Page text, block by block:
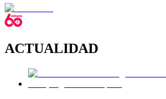
ACTUALIDAD